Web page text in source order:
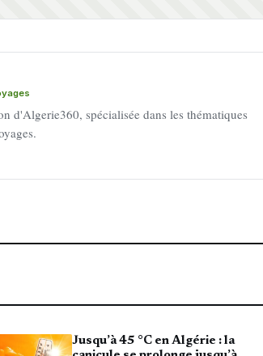
d'Algerie360, spécialisée dans les thématiques
Jusqu’à 45 °C en Algérie : la